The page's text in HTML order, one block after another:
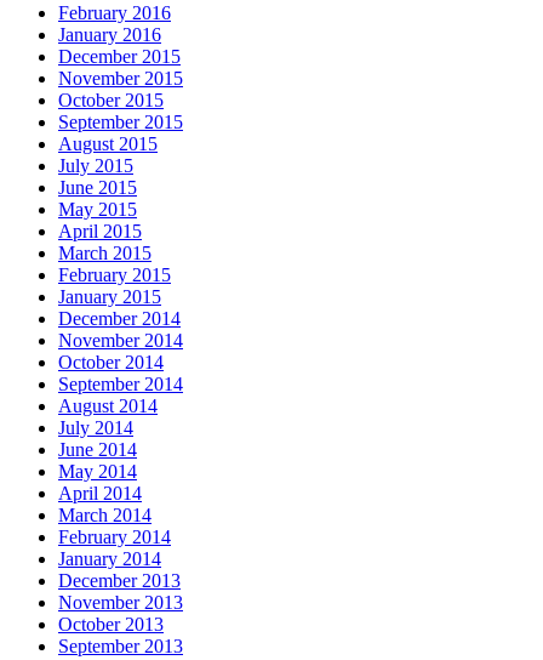
February 2016
January 2016
December 2015
November 2015
October 2015
September 2015
August 2015
July 2015
June 2015
May 2015
April 2015
March 2015
February 2015
January 2015
December 2014
November 2014
October 2014
September 2014
August 2014
July 2014
June 2014
May 2014
April 2014
March 2014
February 2014
January 2014
December 2013
November 2013
October 2013
September 2013